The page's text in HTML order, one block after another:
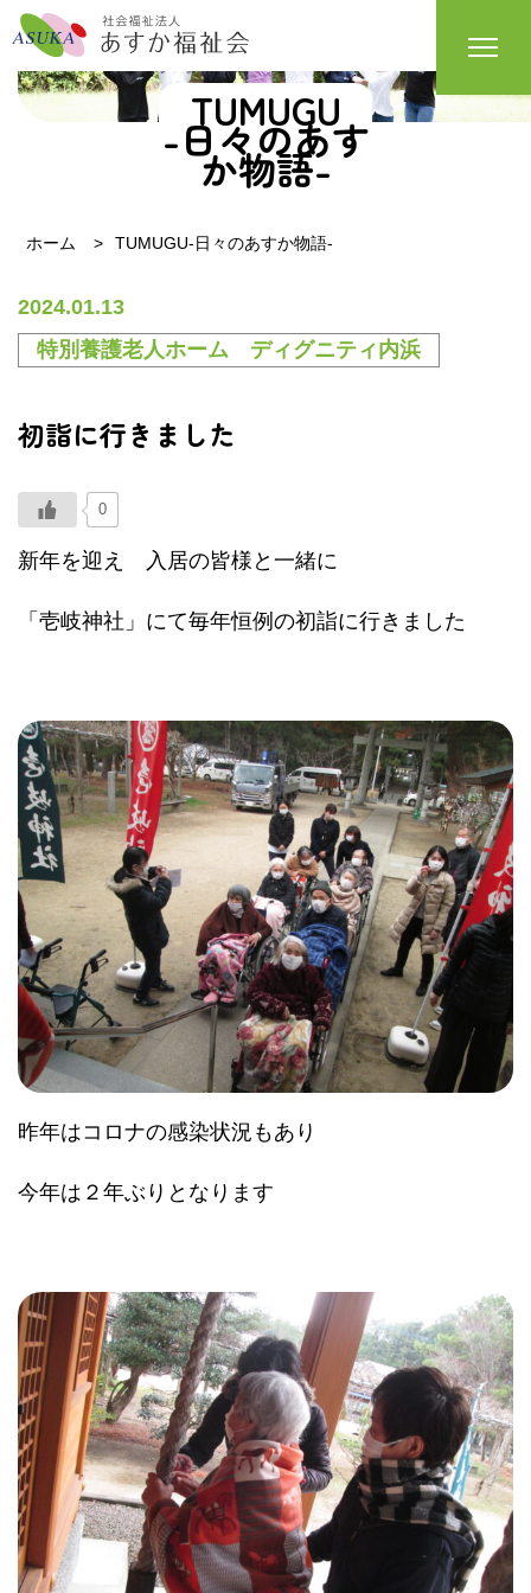
TUMUGU
-日々のあす
か物語-
ホーム TUMUGU-日々のあすか物語-
2024.01.13
特別養護老人ホーム ディグニティ内浜
初詣に行きました
0
新年を迎え 入居の皆様と一緒に
「壱岐神社」にて毎年恒例の初詣に行きました
昨年はコロナの感染状況もあり
今年は２年ぶりとなります